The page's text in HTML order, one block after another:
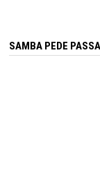
SAMBA PEDE